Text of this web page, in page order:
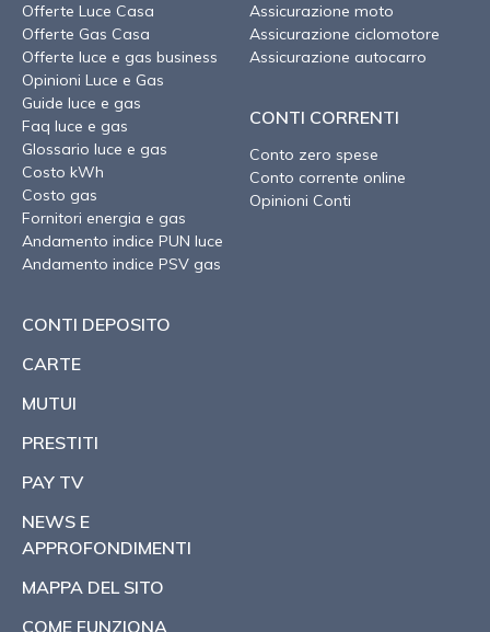
Offerte Luce Casa
Offerte Gas Casa
Offerte luce e gas business
Opinioni Luce e Gas
Guide luce e gas
Faq luce e gas
Glossario luce e gas
Costo kWh
Costo gas
Fornitori energia e gas
Andamento indice PUN luce
Andamento indice PSV gas
Assicurazione moto
Assicurazione ciclomotore
Assicurazione autocarro
CONTI CORRENTI
Conto zero spese
Conto corrente online
Opinioni Conti
CONTI DEPOSITO
CARTE
MUTUI
PRESTITI
PAY TV
NEWS E
APPROFONDIMENTI
MAPPA DEL SITO
COME FUNZIONA